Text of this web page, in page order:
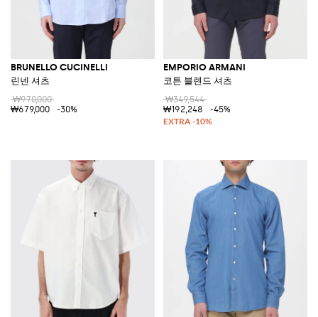
BRUNELLO CUCINELLI
린넨 셔츠
₩970,000
₩679,000
-30%
EMPORIO ARMANI
코튼 블렌드 셔츠
₩349,544
₩192,248
-45%